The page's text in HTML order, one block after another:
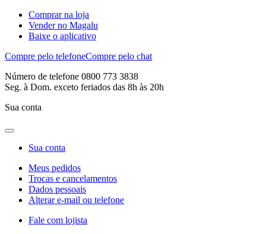
Comprar na loja
Vender no Magalu
Baixe o aplicativo
Compre pelo telefoneCompre pelo chat
Número de telefone 0800 773 3838
Seg. à Dom. exceto feriados das 8h às 20h
Sua conta
Sua conta
Meus pedidos
Trocas e cancelamentos
Dados pessoais
Alterar e-mail ou telefone
Fale com lojista